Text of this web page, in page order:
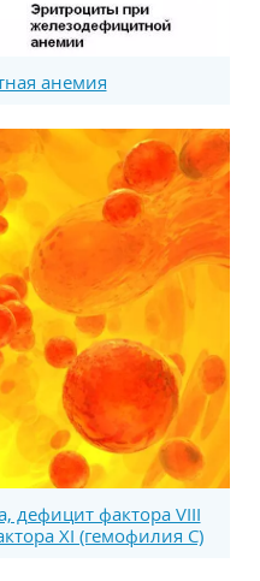
анемия
дефицит фактора VIII
XI (гемофилия С)